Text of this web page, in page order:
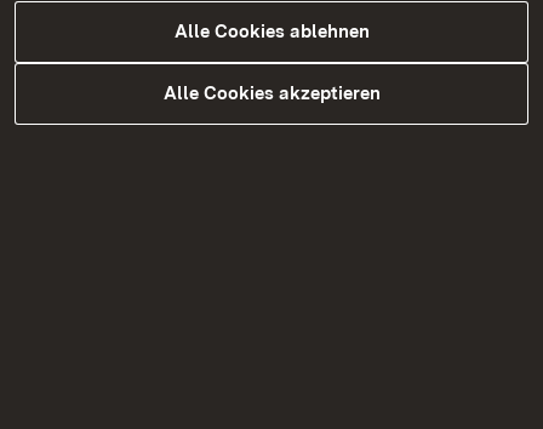
Alle Cookies ablehnen
Alle Cookies akzeptieren